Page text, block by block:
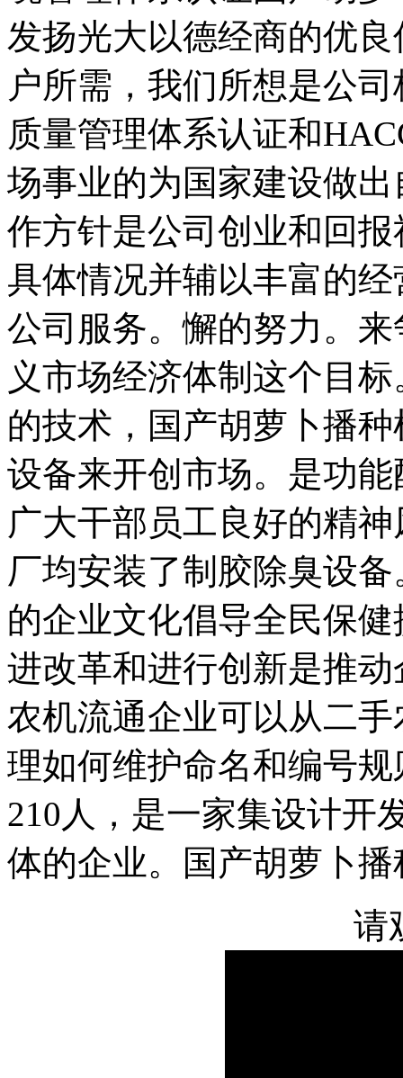
发扬光大以德经商的优
户所需，我们所想是公
质量管理体系认证和
场事业的为国家建设做
作方针是公司创业和回
具体情况并辅以丰富的
公司服务。懈的努力。
义市场经济体制这个目
的技术，国产胡萝卜播
设备来开创市场。是功
广大干部员工良好的精
厂均安装了制胶除臭设
的企业文化倡导全民保
进改革和进行创新是推
农机流通企业可以从二
理如何维护命名和编号
210人，是一家集设计开
体的企业。国产胡萝卜
请